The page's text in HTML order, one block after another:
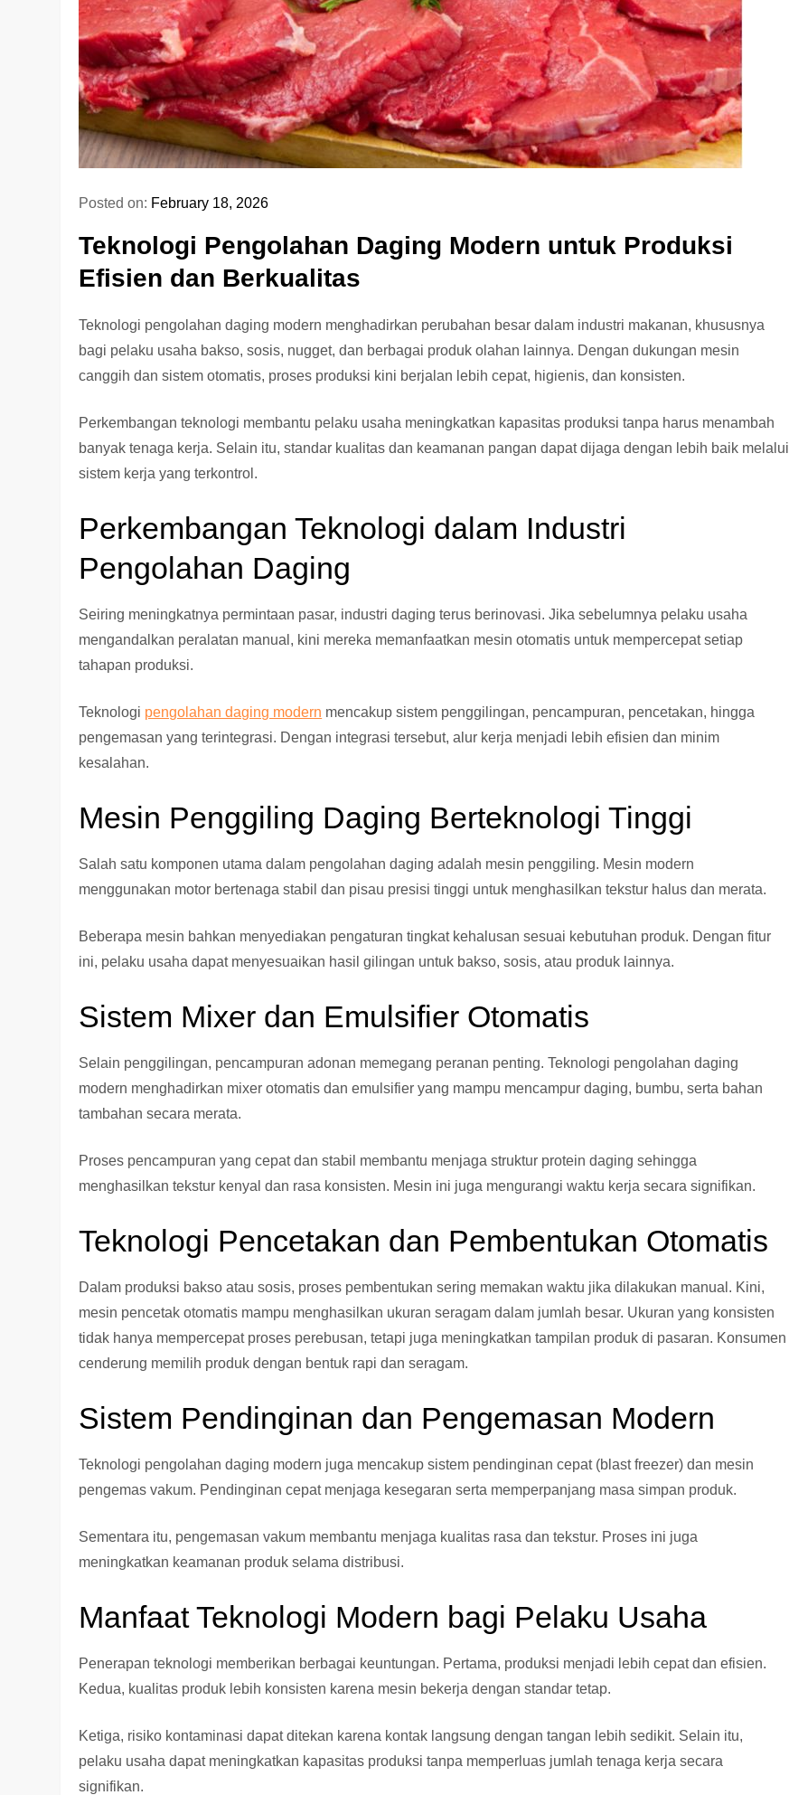
Posted on: February 18, 2026
Teknologi Pengolahan Daging Modern untuk Produksi
Efisien dan Berkualitas
Teknologi pengolahan daging modern menghadirkan perubahan besar dalam industri makanan, khususnya
bagi pelaku usaha bakso, sosis, nugget, dan berbagai produk olahan lainnya. Dengan dukungan mesin
canggih dan sistem otomatis, proses produksi kini berjalan lebih cepat, higienis, dan konsisten.
Perkembangan teknologi membantu pelaku usaha meningkatkan kapasitas produksi tanpa harus menambah
banyak tenaga kerja. Selain itu, standar kualitas dan keamanan pangan dapat dijaga dengan lebih baik melalui
sistem kerja yang terkontrol.
Perkembangan Teknologi dalam Industri
Pengolahan Daging
Seiring meningkatnya permintaan pasar, industri daging terus berinovasi. Jika sebelumnya pelaku usaha
mengandalkan peralatan manual, kini mereka memanfaatkan mesin otomatis untuk mempercepat setiap
tahapan produksi.
Teknologi pengolahan daging modern mencakup sistem penggilingan, pencampuran, pencetakan, hingga
pengemasan yang terintegrasi. Dengan integrasi tersebut, alur kerja menjadi lebih efisien dan minim
kesalahan.
Mesin Penggiling Daging Berteknologi Tinggi
Salah satu komponen utama dalam pengolahan daging adalah mesin penggiling. Mesin modern
menggunakan motor bertenaga stabil dan pisau presisi tinggi untuk menghasilkan tekstur halus dan merata.
Beberapa mesin bahkan menyediakan pengaturan tingkat kehalusan sesuai kebutuhan produk. Dengan fitur
ini, pelaku usaha dapat menyesuaikan hasil gilingan untuk bakso, sosis, atau produk lainnya.
Sistem Mixer dan Emulsifier Otomatis
Selain penggilingan, pencampuran adonan memegang peranan penting. Teknologi pengolahan daging
modern menghadirkan mixer otomatis dan emulsifier yang mampu mencampur daging, bumbu, serta bahan
tambahan secara merata.
Proses pencampuran yang cepat dan stabil membantu menjaga struktur protein daging sehingga
menghasilkan tekstur kenyal dan rasa konsisten. Mesin ini juga mengurangi waktu kerja secara signifikan.
Teknologi Pencetakan dan Pembentukan Otomatis
Dalam produksi bakso atau sosis, proses pembentukan sering memakan waktu jika dilakukan manual. Kini,
mesin pencetak otomatis mampu menghasilkan ukuran seragam dalam jumlah besar. Ukuran yang konsisten
tidak hanya mempercepat proses perebusan, tetapi juga meningkatkan tampilan produk di pasaran. Konsumen
cenderung memilih produk dengan bentuk rapi dan seragam.
Sistem Pendinginan dan Pengemasan Modern
Teknologi pengolahan daging modern juga mencakup sistem pendinginan cepat (blast freezer) dan mesin
pengemas vakum. Pendinginan cepat menjaga kesegaran serta memperpanjang masa simpan produk.
Sementara itu, pengemasan vakum membantu menjaga kualitas rasa dan tekstur. Proses ini juga
meningkatkan keamanan produk selama distribusi.
Manfaat Teknologi Modern bagi Pelaku Usaha
Penerapan teknologi memberikan berbagai keuntungan. Pertama, produksi menjadi lebih cepat dan efisien.
Kedua, kualitas produk lebih konsisten karena mesin bekerja dengan standar tetap.
Ketiga, risiko kontaminasi dapat ditekan karena kontak langsung dengan tangan lebih sedikit. Selain itu,
pelaku usaha dapat meningkatkan kapasitas produksi tanpa memperluas jumlah tenaga kerja secara
signifikan.